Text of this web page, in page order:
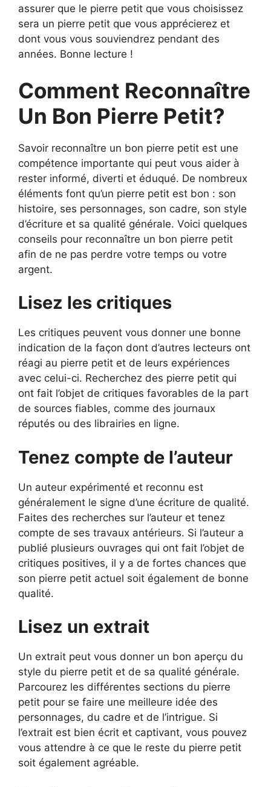
assurer que le pierre petit que vous choisissez
sera un pierre petit que vous apprécierez et
dont vous vous souviendrez pendant des
années. Bonne lecture !
Comment Reconnaître
Un Bon Pierre Petit?
Savoir reconnaître un bon pierre petit est une
compétence importante qui peut vous aider à
rester informé, diverti et éduqué. De nombreux
éléments font qu’un pierre petit est bon : son
histoire, ses personnages, son cadre, son style
d’écriture et sa qualité générale. Voici quelques
conseils pour reconnaître un bon pierre petit
afin de ne pas perdre votre temps ou votre
argent.
Lisez les critiques
Les critiques peuvent vous donner une bonne
indication de la façon dont d’autres lecteurs ont
réagi au pierre petit et de leurs expériences
avec celui-ci. Recherchez des pierre petit qui
ont fait l’objet de critiques favorables de la part
de sources fiables, comme des journaux
réputés ou des librairies en ligne.
Tenez compte de l’auteur
Un auteur expérimenté et reconnu est
généralement le signe d’une écriture de qualité.
Faites des recherches sur l’auteur et tenez
compte de ses travaux antérieurs. Si l’auteur a
publié plusieurs ouvrages qui ont fait l’objet de
critiques positives, il y a de fortes chances que
son pierre petit actuel soit également de bonne
qualité.
Lisez un extrait
Un extrait peut vous donner un bon aperçu du
style du pierre petit et de sa qualité générale.
Parcourez les différentes sections du pierre
petit pour se faire une meilleure idée des
personnages, du cadre et de l’intrigue. Si
l’extrait est bien écrit et captivant, vous pouvez
vous attendre à ce que le reste du pierre petit
soit également agréable.